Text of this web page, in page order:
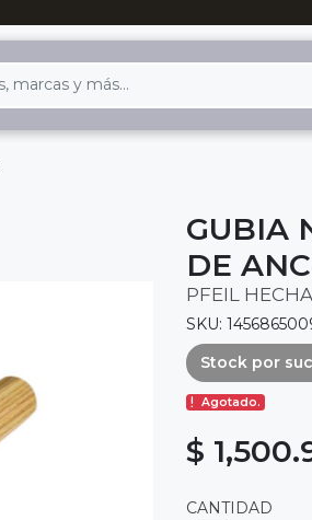
GUBIA
DE
PFEIL
SKU:
Stock por
Agotado.
$
CANTIDAD